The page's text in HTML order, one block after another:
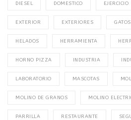
DIESEL DOMESTICO EJERCICIO
EXTERIOR EXTERIORES GATOS
HELADOS HERRAMIENTA
HORNO PIZZA INDUSTRIA
LABORATORIO MASCOTAS
MOLINO DE GRANOS MOLINO
PARRILLA RESTAURANTE